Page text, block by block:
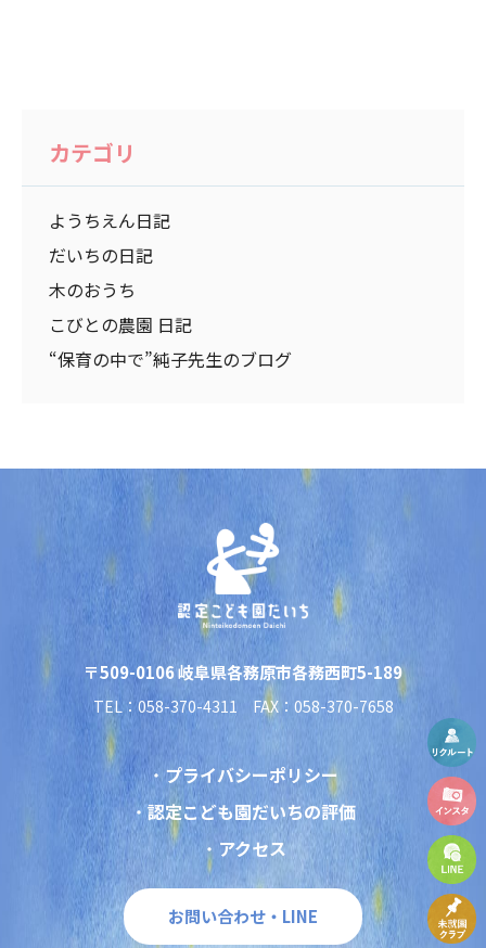
カテゴリ
ようちえん日記
だいちの日記
木のおうち
こびとの農園 日記
“保育の中で”純子先生のブログ
〒509-0106 岐阜県各務原市各務西町5-189
TEL：058-370-4311 FAX：058-370-7658
プライバシーポリシー
認定こども園だいちの評価
アクセス
お問い合わせ・LINE